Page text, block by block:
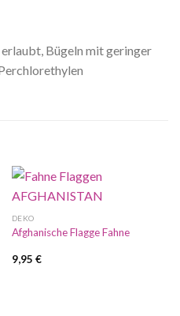
Bügeln mit geringer
DEKO
Afghanische Flagge Fahne
9,95 €